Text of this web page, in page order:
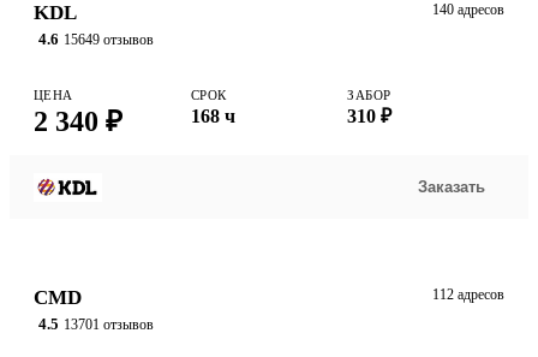
KDL
4.6 15649 отзывов
140 адресов
ЦЕНА
2 340 ₽
СРОК
168 ч
ЗАБОР
310 ₽
Заказать
CMD
4.5 13701 отзывов
112 адресов